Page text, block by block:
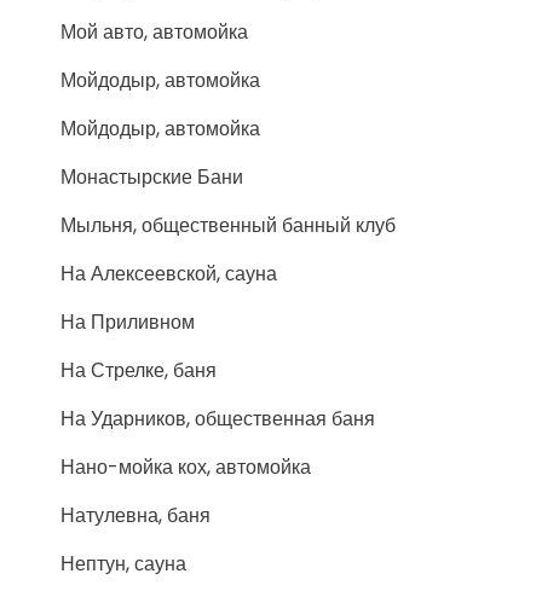
Мой авто, автомойка
Мойдодыр, автомойка
Мойдодыр, автомойка
Монастырские Бани
Мыльня, общественный банный клуб
На Алексеевской, сауна
На Приливном
На Стрелке, баня
На Ударников, общественная баня
Нано-мойка кох, автомойка
Натулевна, баня
Нептун, сауна